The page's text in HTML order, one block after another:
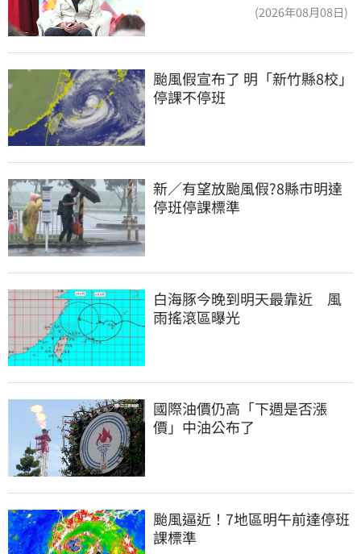
(2026年08月08日)
颱風假宣布了 明「新竹縣8校」
停課不停班
新／有望放颱風假?8縣市明達
停班停課標準
白海豚今晚到明天最靠近　風
雨搖滾區曝光
國際油價仍高「下週是否漲
價」中油公布了
颱風逼近！7地區明午前達停班
課標準